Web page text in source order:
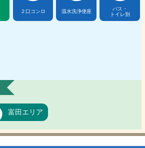
２口コンロ 温水洗浄便座
バス・
トイレ別
富田エリア